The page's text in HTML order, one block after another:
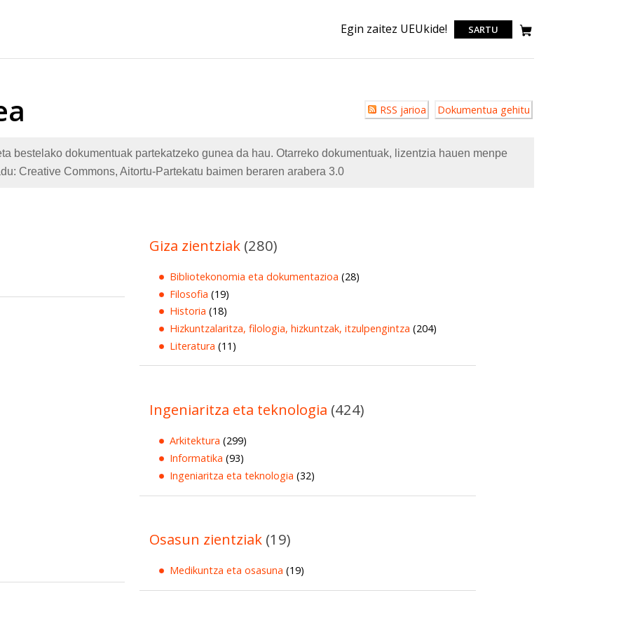
Egin zaitez UEUkide! SARTU
Erabiltzailearen
akzioak
RSS jarioa Dokumentua gehitu
bestelako dokumentuak partekatzeko gunea da hau. Otarreko dokumentuak, lizentzia hauen menpe
Creative Commons, Aitortu-Partekatu baimen beraren arabera 3.0
Giza zientziak (280)
Bibliotekonomia eta dokumentazioa (28)
Filosofia (19)
Historia (18)
Hizkuntzalaritza, filologia, hizkuntzak, itzulpengintza (204)
Literatura (11)
Ingeniaritza eta teknologia (424)
Arkitektura (299)
Informatika (93)
Ingeniaritza eta teknologia (32)
Osasun zientziak (19)
Medikuntza eta osasuna (19)